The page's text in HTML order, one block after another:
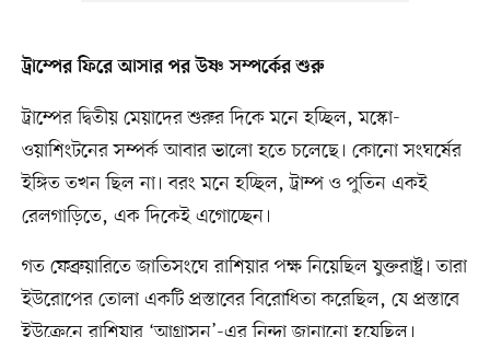
ট্রাম্পের ফিরে আসার পর উষ্ণ সম্পর্কের শুরু
ট্রাম্পের দ্বিতীয় মেয়াদের শুরুর দিকে মনে হচ্ছিল, মস্কো-
ওয়াশিংটনের সম্পর্ক আবার ভালো হতে চলেছে। কোনো সংঘর্ষের
ইঙ্গিত তখন ছিল না। বরং মনে হচ্ছিল, ট্রাম্প ও পুতিন একই
রেলগাড়িতে, এক দিকেই এগোচ্ছেন।
গত ফেব্রুয়ারিতে জাতিসংঘে রাশিয়ার পক্ষ নিয়েছিল যুক্তরাষ্ট্র। তারা
ইউরোপের তোলা একটি প্রস্তাবের বিরোধিতা করেছিল, যে প্রস্তাবে